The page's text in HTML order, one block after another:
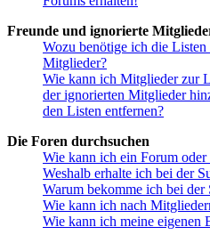
Freunde und ignorierte
Wozu benötige ich die
Mitglieder?
Wie kann ich Mitglieder zur
der ignorierten Mitglieder
den Listen entfernen?
Die Foren durchsuchen
Wie kann ich ein Forum oder
Weshalb erhalte ich bei der
Warum bekomme ich bei der
Wie kann ich nach
Wie kann ich meine eigenen